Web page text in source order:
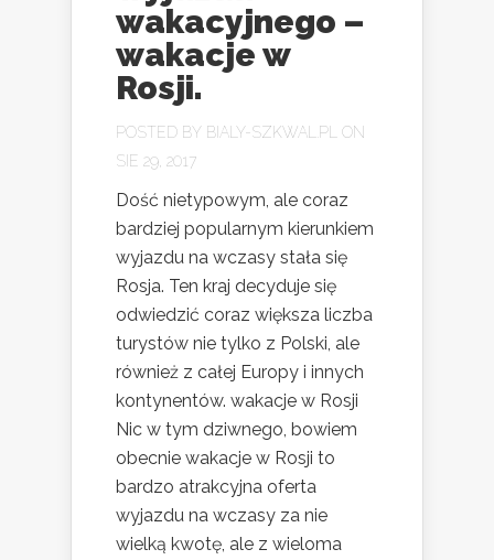
wakacyjnego –
wakacje w
Rosji.
POSTED BY BIALY-SZKWAL.PL
ON
SIE 29, 2017
Dość nietypowym, ale coraz
bardziej popularnym kierunkiem
wyjazdu na wczasy stała się
Rosja. Ten kraj decyduje się
odwiedzić coraz większa liczba
turystów nie tylko z Polski, ale
również z całej Europy i innych
kontynentów. wakacje w Rosji
Nic w tym dziwnego, bowiem
obecnie wakacje w Rosji to
bardzo atrakcyjna oferta
wyjazdu na wczasy za nie
wielką kwotę, ale z wieloma